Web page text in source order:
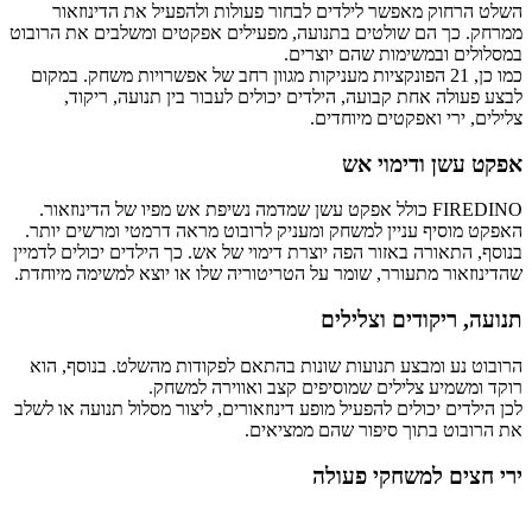
מאפשר לילדים לבחור פעולות ולהפעיל את הדינוזאור
הם שולטים בתנועה, מפעילים אפקטים ומשלבים את הרובוט
ובמשימות שהם יוצרים.
כמו כן, 21 הפונקציות מעניקות מגוון רחב של אפשרויות משחק. במקום
אחת קבועה, הילדים יכולים לעבור בין תנועה, ריקוד,
ירי ואפקטים מיוחדים.
ודימוי אש
FIREDINO כולל אפקט עשן שמדמה נשיפת אש מפיו של הדינוזאור.
עניין למשחק ומעניק לרובוט מראה דרמטי ומרשים יותר.
באזור הפה יוצרת דימוי של אש. כך הילדים יכולים לדמיין
מתעורר, שומר על הטריטוריה שלו או יוצא למשימה מיוחדת.
ריקודים וצלילים
נע ומבצע תנועות שונות בהתאם לפקודות מהשלט. בנוסף, הוא
צלילים שמוסיפים קצב ואווירה למשחק.
יכולים להפעיל מופע דינוזאורים, ליצור מסלול תנועה או לשלב
בתוך סיפור שהם ממציאים.
למשחקי פעולה